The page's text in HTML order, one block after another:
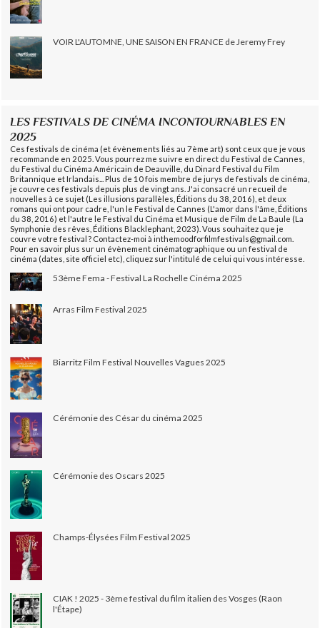
VOIR L'AUTOMNE, UNE SAISON EN FRANCE de Jeremy Frey
LES FESTIVALS DE CINÉMA INCONTOURNABLES EN
2025
Ces festivals de cinéma (et évènements liés au 7ème art) sont ceux que je vous
recommande en 2025. Vous pourrez me suivre en direct du Festival de Cannes,
du Festival du Cinéma Américain de Deauville, du Dinard Festival du Film
Britannique et Irlandais... Plus de 10 fois membre de jurys de festivals de cinéma,
je couvre ces festivals depuis plus de vingt ans. J'ai consacré un recueil de
nouvelles à ce sujet (Les illusions parallèles, Éditions du 38, 2016), et deux
romans qui ont pour cadre, l'un le Festival de Cannes (L'amor dans l'âme, Éditions
du 38, 2016) et l'autre le Festival du Cinéma et Musique de Film de La Baule (La
Symphonie des rêves, Éditions Blacklephant, 2023). Vous souhaitez que je
couvre votre festival ? Contactez-moi à inthemoodforfilmfestivals@gmail.com.
Pour en savoir plus sur un évènement cinématographique ou un festival de
cinéma (dates, site officiel etc), cliquez sur l'intitulé de celui qui vous intéresse.
53ème Fema - Festival La Rochelle Cinéma 2025
Arras Film Festival 2025
Biarritz Film Festival Nouvelles Vagues 2025
Cérémonie des César du cinéma 2025
Cérémonie des Oscars 2025
Champs-Élysées Film Festival 2025
CIAK ! 2025 - 3ème festival du film italien des Vosges (Raon
l'Étape)